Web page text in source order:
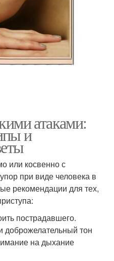
атаками:
и
или косвенно с
при виде человека в
рекомендации для тех,
пострадавшего.
тон
на дыхание